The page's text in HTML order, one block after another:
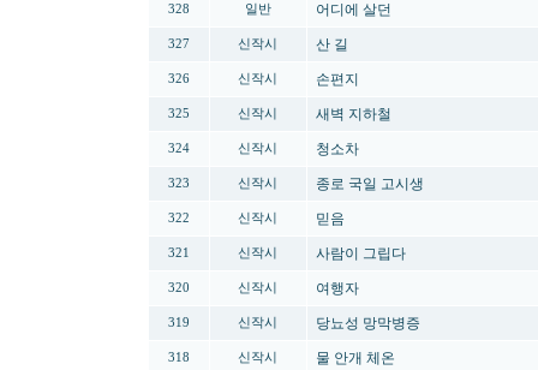
328 일반 어디에 살던
327 신작시 산 길
326 신작시 손편지
325 신작시 새벽 지하철
324 신작시 청소차
323 신작시 종로 국일 고시생
322 신작시 믿음
321 신작시 사람이 그립다
320 신작시 여행자
319 신작시 당뇨성 망막병증
318 신작시 물 안개 체온